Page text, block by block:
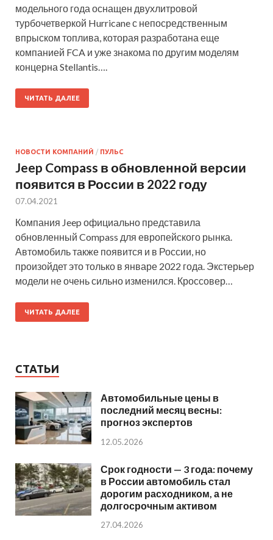
модельного года оснащен двухлитровой
турбочетверкой Hurricane с непосредственным
впрыском топлива, которая разработана еще
компанией FCA и уже знакома по другим моделям
концерна Stellantis….
ЧИТАТЬ ДАЛЕЕ
НОВОСТИ КОМПАНИЙ / ПУЛЬС
Jeep Compass в обновленной версии
появится в России в 2022 году
07.04.2021
Компания Jeep официально представила
обновленный Compass для европейского рынка.
Автомобиль также появится и в России, но
произойдет это только в январе 2022 года. Экстерьер
модели не очень сильно изменился. Кроссовер…
ЧИТАТЬ ДАЛЕЕ
СТАТЬИ
Автомобильные цены в
последний месяц весны:
прогноз экспертов
12.05.2026
Срок годности — 3 года: почему
в России автомобиль стал
дорогим расходником, а не
долгосрочным активом
27.04.2026